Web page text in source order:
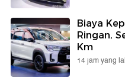
Biaya
Ringan,
Km
14 jam yang